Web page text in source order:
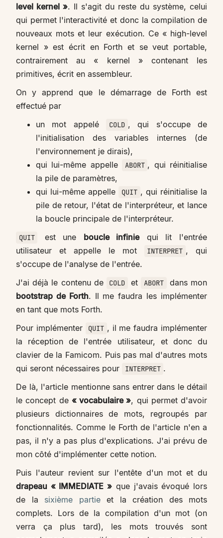
level kernel ». Il s'agit du reste du système, celui
qui permet l'interactivité et donc la compilation de
nouveaux mots et leur exécution. Ce « high-level
kernel » est écrit en Forth et se veut portable,
contrairement au « kernel » contenant les
primitives, écrit en assembleur.
On y apprend que le démarrage de Forth est
effectué par
un mot appelé
COLD , qui s'occupe de
l'initialisation des variables internes (de
l'environnement je dirais),
qui lui-même appelle
ABORT , qui réinitialise
la pile de paramètres,
qui lui-même appelle
QUIT , qui réinitialise la
pile de retour, l'état de l'interpréteur, et lance
la boucle principale de l'interpréteur.
QUIT est une boucle infiniequi lit l'entrée
utilisateur et appelle le mot
INTERPRET , qui
s'occupe de l'analyse de l'entrée.
J'ai déjà le contenu de
COLD et ABORT
dans mon
bootstrap de Forth. Il me faudra les implémenter
en tant que mots Forth.
Pour implémenter
QUIT , il me faudra implémenter
la réception de l'entrée utilisateur, et donc du
clavier de la Famicom. Puis pas mal d'autres mots
qui seront nécessaires pour
INTERPRET .
De là, l'article mentionne sans entrer dans le détail
le concept de « vocabulaire », qui permet d'avoir
plusieurs dictionnaires de mots, regroupés par
fonctionnalités. Comme le Forth de l'article n'en a
pas, il n'y a pas plus d'explications. J'ai prévu de
mon côté d'implémenter cette notion.
Puis l'auteur revient sur l'entête d'un mot et du
drapeau « IMMEDIATE » que j'avais évoqué lors
de la sixième partieet la création des mots
complets. Lors de la compilation d'un mot (on
verra ça plus tard), les mots trouvés sont